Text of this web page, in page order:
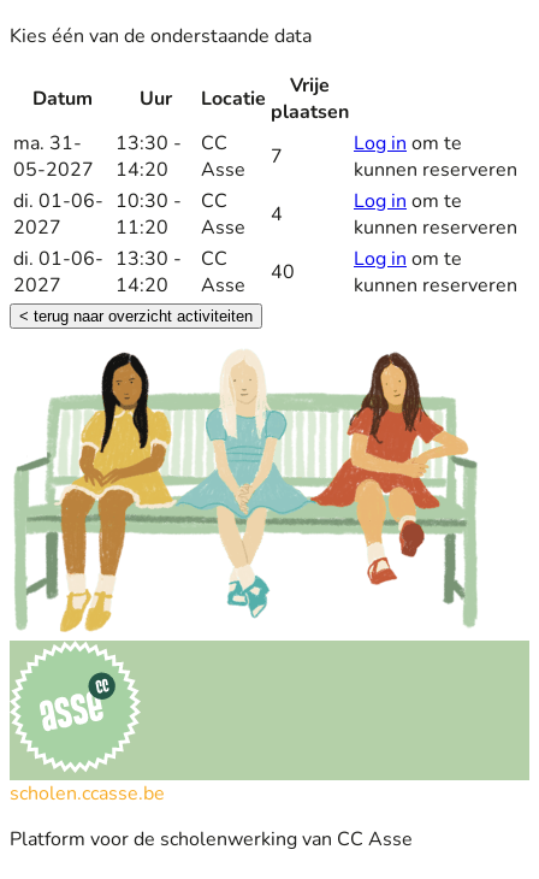
Kies één van de onderstaande data
Datum Uur Locatie
Vrije
plaatsen
ma. 31-
05-2027
13:30 -
14:20
CC
Asse
7 Log in om te
kunnen reserveren
di. 01-06-
2027
10:30 -
11:20
CC
Asse
4 Log in om te
kunnen reserveren
di. 01-06-
2027
13:30 -
14:20
CC
Asse
40 Log in om te
kunnen reserveren
< terug naar overzicht activiteiten
scholen.ccasse.be
Platform voor de scholenwerking van CC Asse